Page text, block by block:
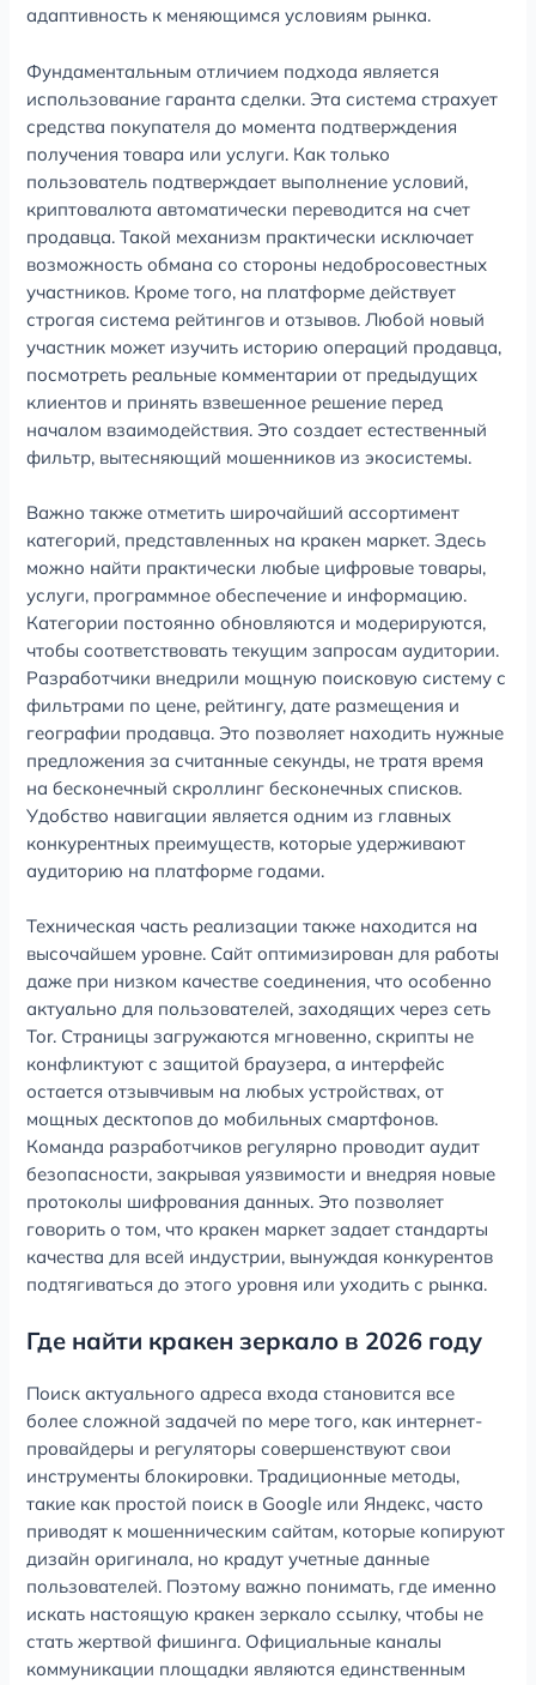
адаптивность к меняющимся условиям рынка.
Фундаментальным отличием подхода является
использование гаранта сделки. Эта система страхует
средства покупателя до момента подтверждения
получения товара или услуги. Как только
пользователь подтверждает выполнение условий,
криптовалюта автоматически переводится на счет
продавца. Такой механизм практически исключает
возможность обмана со стороны недобросовестных
участников. Кроме того, на платформе действует
строгая система рейтингов и отзывов. Любой новый
участник может изучить историю операций продавца,
посмотреть реальные комментарии от предыдущих
клиентов и принять взвешенное решение перед
началом взаимодействия. Это создает естественный
фильтр, вытесняющий мошенников из экосистемы.
Важно также отметить широчайший ассортимент
категорий, представленных на кракен маркет. Здесь
можно найти практически любые цифровые товары,
услуги, программное обеспечение и информацию.
Категории постоянно обновляются и модерируются,
чтобы соответствовать текущим запросам аудитории.
Разработчики внедрили мощную поисковую систему с
фильтрами по цене, рейтингу, дате размещения и
географии продавца. Это позволяет находить нужные
предложения за считанные секунды, не тратя время
на бесконечный скроллинг бесконечных списков.
Удобство навигации является одним из главных
конкурентных преимуществ, которые удерживают
аудиторию на платформе годами.
Техническая часть реализации также находится на
высочайшем уровне. Сайт оптимизирован для работы
даже при низком качестве соединения, что особенно
актуально для пользователей, заходящих через сеть
Tor. Страницы загружаются мгновенно, скрипты не
конфликтуют с защитой браузера, а интерфейс
остается отзывчивым на любых устройствах, от
мощных десктопов до мобильных смартфонов.
Команда разработчиков регулярно проводит аудит
безопасности, закрывая уязвимости и внедряя новые
протоколы шифрования данных. Это позволяет
говорить о том, что кракен маркет задает стандарты
качества для всей индустрии, вынуждая конкурентов
подтягиваться до этого уровня или уходить с рынка.
Где найти кракен зеркало в 2026 году
Поиск актуального адреса входа становится все
более сложной задачей по мере того, как интернет-
провайдеры и регуляторы совершенствуют свои
инструменты блокировки. Традиционные методы,
такие как простой поиск в Google или Яндекс, часто
приводят к мошенническим сайтам, которые копируют
дизайн оригинала, но крадут учетные данные
пользователей. Поэтому важно понимать, где именно
искать настоящую кракен зеркало ссылку, чтобы не
стать жертвой фишинга. Официальные каналы
коммуникации площадки являются единственным